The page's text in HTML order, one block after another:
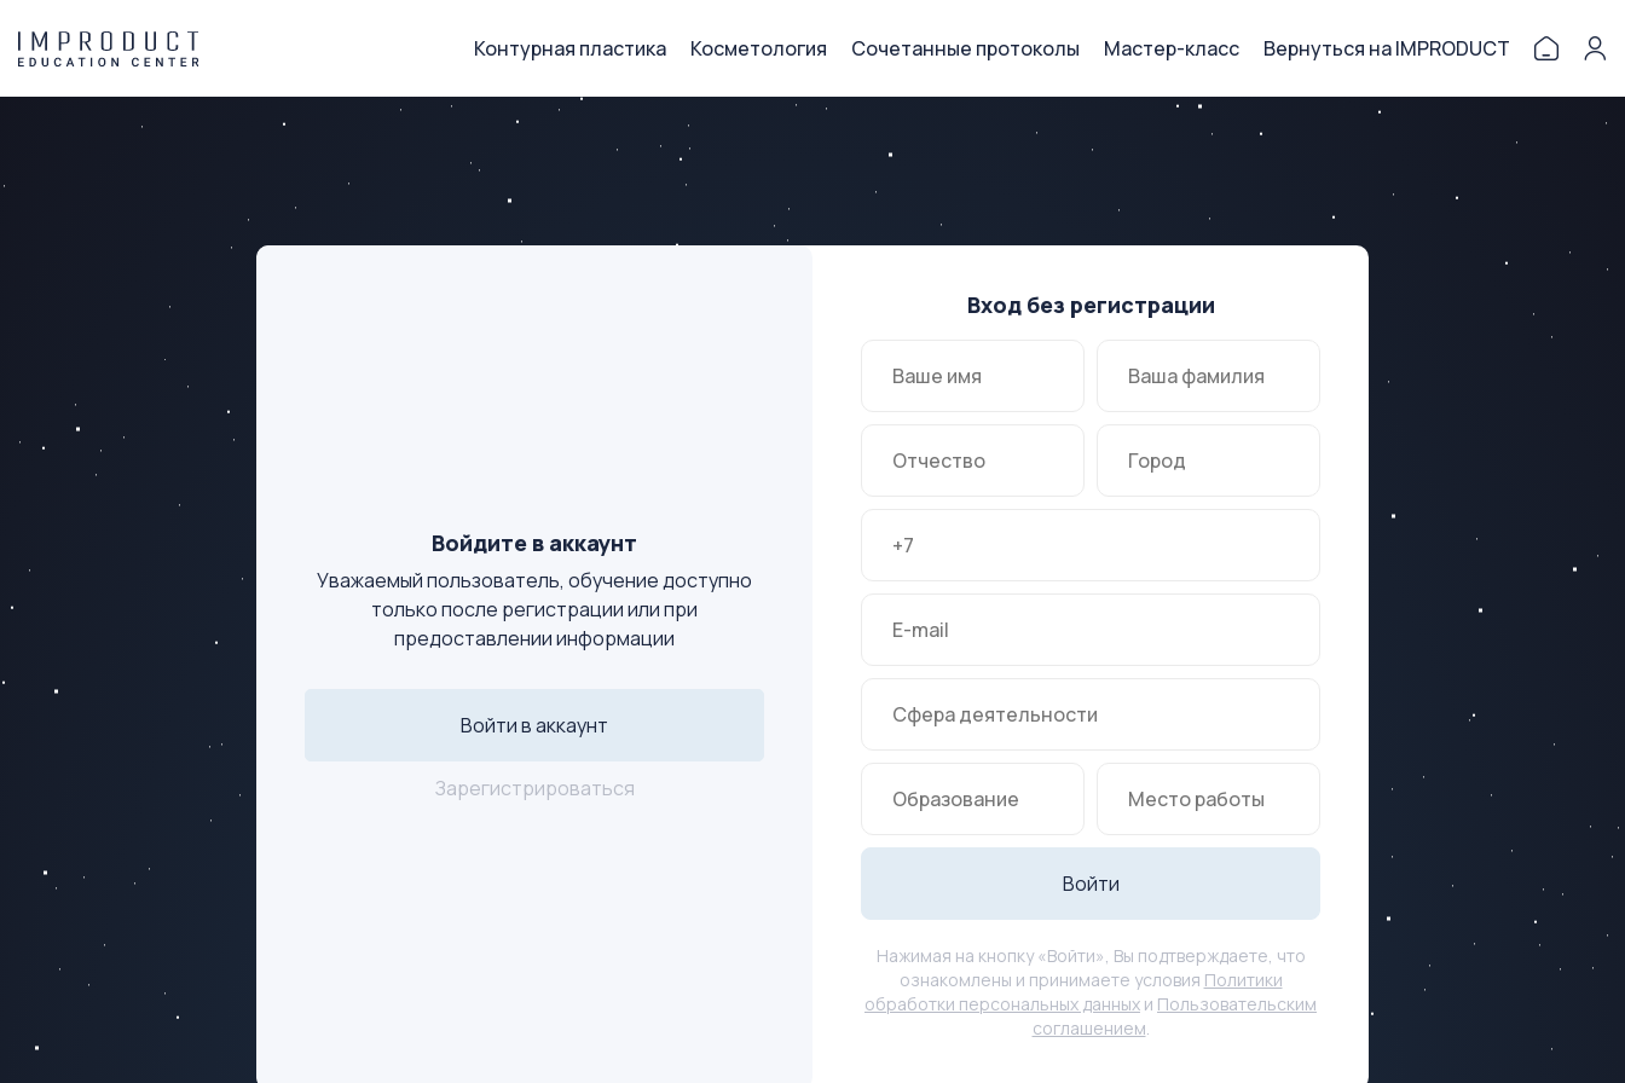
Контурная пластика Косметология Сочетанные протоколы Мастер-класс Вернуться на IMPRODUCT
Войдите в аккаунт
Уважаемый пользователь, обучение доступно
только после регистрации или при
предоставлении информации
Войти в аккаунт
Зарегистрироваться
Вход без регистрации
Войти
Нажимая на кнопку «Войти», Вы подтверждаете, что
ознакомлены и принимаете условия Политики
обработки персональных данных и Пользовательским
соглашением.